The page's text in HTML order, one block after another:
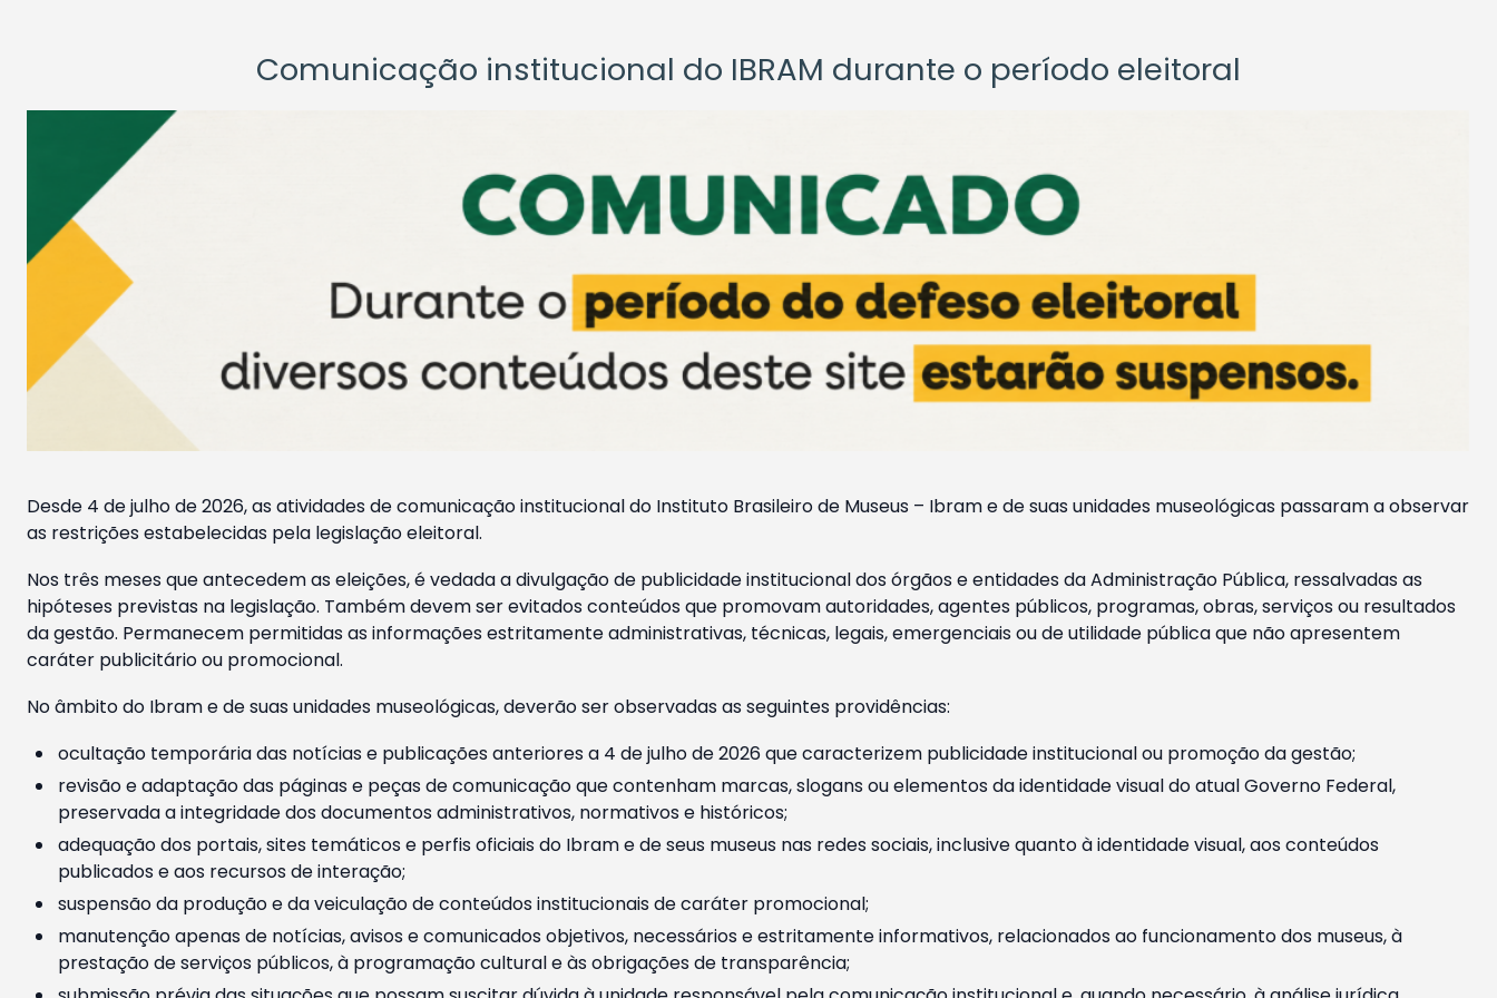
Comunicação institucional do IBRAM durante o período eleitoral
Desde 4 de julho de 2026, as atividades de comunicação institucional do Instituto Brasileiro de Museus – Ibram e de suas unidades museológicas passaram a observar
as restrições estabelecidas pela legislação eleitoral.
Nos três meses que antecedem as eleições, é vedada a divulgação de publicidade institucional dos órgãos e entidades da Administração Pública, ressalvadas as
hipóteses previstas na legislação. Também devem ser evitados conteúdos que promovam autoridades, agentes públicos, programas, obras, serviços ou resultados
da gestão. Permanecem permitidas as informações estritamente administrativas, técnicas, legais, emergenciais ou de utilidade pública que não apresentem
caráter publicitário ou promocional.
No âmbito do Ibram e de suas unidades museológicas, deverão ser observadas as seguintes providências:
ocultação temporária das notícias e publicações anteriores a 4 de julho de 2026 que caracterizem publicidade institucional ou promoção da gestão;
revisão e adaptação das páginas e peças de comunicação que contenham marcas, slogans ou elementos da identidade visual do atual Governo Federal,
preservada a integridade dos documentos administrativos, normativos e históricos;
adequação dos portais, sites temáticos e perfis oficiais do Ibram e de seus museus nas redes sociais, inclusive quanto à identidade visual, aos conteúdos
publicados e aos recursos de interação;
suspensão da produção e da veiculação de conteúdos institucionais de caráter promocional;
manutenção apenas de notícias, avisos e comunicados objetivos, necessários e estritamente informativos, relacionados ao funcionamento dos museus, à
prestação de serviços públicos, à programação cultural e às obrigações de transparência;